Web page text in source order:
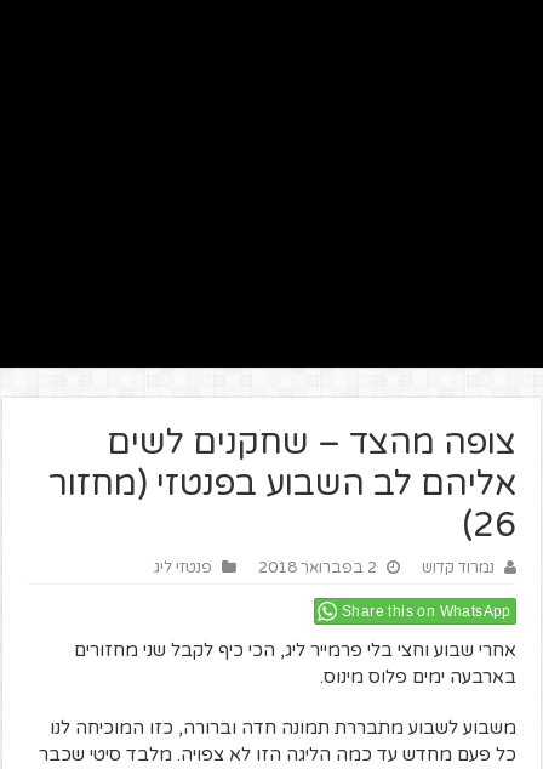
צופה מהצד – שחקנים לשים
אליהם לב השבוע בפנטזי (מחזור
26)
נמרוד קדוש 2 בפברואר 2018 פנטזי ליג
Share this on WhatsApp
אחרי שבוע וחצי בלי פרמייר ליג, הכי כיף לקבל שני מחזורים
בארבעה ימים פלוס מינוס.
משבוע לשבוע מתבררת תמונה חדה וברורה, כזו המוכיחה לנו
כל פעם מחדש עד כמה הליגה הזו לא צפויה. מלבד סיטי שכבר